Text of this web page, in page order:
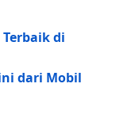
di
dari Mobil